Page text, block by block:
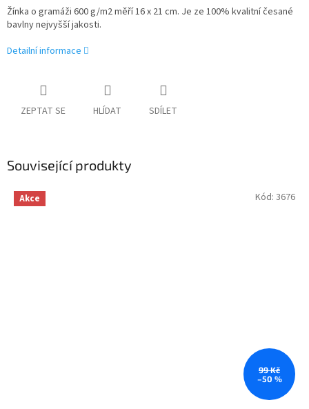
Žínka o gramáži 600 g/m2 měří 16 x 21 cm. Je ze 100% kvalitní česané
bavlny nejvyšší jakosti.
Detailní informace
ZEPTAT SE HLÍDAT SDÍLET
Související produkty
Akce
99 Kč
–50 %
Kód: 3676